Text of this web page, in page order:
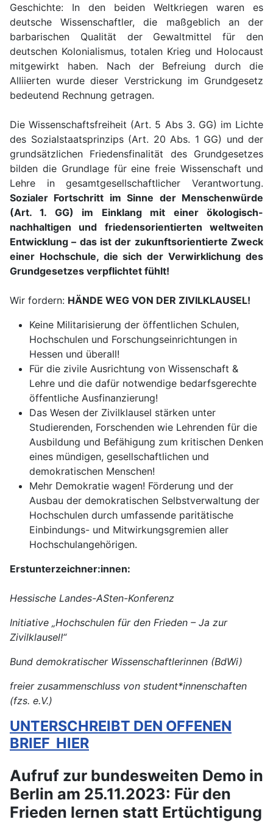
Geschichte: In den beiden Weltkriegen waren es
deutsche Wissenschaftler, die maßgeblich an der
barbarischen Qualität der Gewaltmittel für den
deutschen Kolonialismus, totalen Krieg und Holocaust
mitgewirkt haben. Nach der Befreiung durch die
Alliierten wurde dieser Verstrickung im Grundgesetz
bedeutend Rechnung getragen.
Die Wissenschaftsfreiheit (Art. 5 Abs 3. GG) im Lichte
des Sozialstaatsprinzips (Art. 20 Abs. 1 GG) und der
grundsätzlichen Friedensfinalität des Grundgesetzes
bilden die Grundlage für eine freie Wissenschaft und
Lehre in gesamtgesellschaftlicher Verantwortung.
Sozialer Fortschritt im Sinne der Menschenwürde
(Art. 1. GG) im Einklang mit einer ökologisch-
nachhaltigen und friedensorientierten weltweiten
Entwicklung – das ist der zukunftsorientierte Zweck
einer Hochschule, die sich der Verwirklichung des
Grundgesetzes verpflichtet fühlt!
Wir fordern: HÄNDE WEG VON DER ZIVILKLAUSEL!
Keine Militarisierung der öffentlichen Schulen,
Hochschulen und Forschungseinrichtungen in
Hessen und überall!
Für die zivile Ausrichtung von Wissenschaft &
Lehre und die dafür notwendige bedarfsgerechte
öffentliche Ausfinanzierung!
Das Wesen der Zivilklausel stärken unter
Studierenden, Forschenden wie Lehrenden für die
Ausbildung und Befähigung zum kritischen Denken
eines mündigen, gesellschaftlichen und
demokratischen Menschen!
Mehr Demokratie wagen! Förderung und der
Ausbau der demokratischen Selbstverwaltung der
Hochschulen durch umfassende paritätische
Einbindungs- und Mitwirkungsgremien aller
Hochschulangehörigen.
Erstunterzeichner:innen:
Hessische Landes-ASten-Konferenz
Initiative „Hochschulen für den Frieden – Ja zur
Zivilklausel!“
Bund demokratischer Wissenschaftlerinnen (BdWi)
freier zusammenschluss von student*innenschaften
(fzs. e.V.)
UNTERSCHREIBT DEN OFFENEN
BRIEF HIER
Aufruf zur bundesweiten Demo in
Berlin am 25.11.2023: Für den
Frieden lernen statt Ertüchtigung